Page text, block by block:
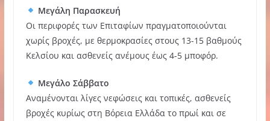
Μεγάλη Παρασκευή
Οι περιφορές των Επιταφίων πραγματοποιούνται
χωρίς βροχές, με θερμοκρασίες στους 13-15 βαθμούς
Κελσίου και ασθενείς ανέμους έως 4-5 μποφόρ.
Μεγάλο Σάββατο
Αναμένονται λίγες νεφώσεις και τοπικές, ασθενείς
βροχές κυρίως στη Βόρεια Ελλάδα το πρωί και σε